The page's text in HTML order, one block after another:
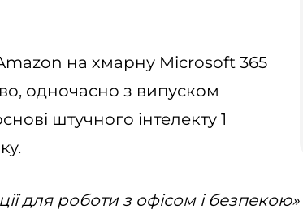
на хмарну Microsoft 365
одночасно з випуском
штучного інтелекту 1
для роботи з офісом і безпекою»